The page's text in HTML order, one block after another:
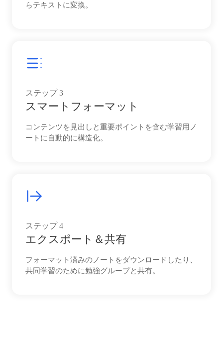
らテキストに変換。
ステップ 3
スマートフォーマット
コンテンツを見出しと重要ポイントを含む学習用ノ
ートに自動的に構造化。
ステップ 4
エクスポート＆共有
フォーマット済みのノートをダウンロードしたり、
共同学習のために勉強グループと共有。